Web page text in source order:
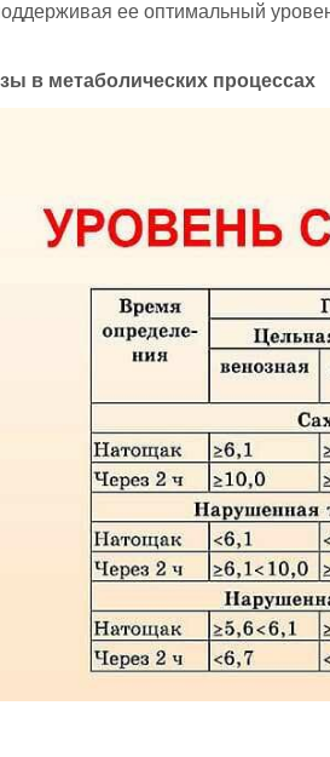
ее оптимальный
в метаболических процессах